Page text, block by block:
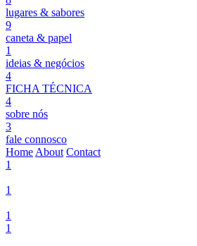
lugares & sabores
9
caneta & papel
1
ideias & negócios
4
FICHA TÉCNICA
4
sobre nós
3
fale connosco
Home About Contact
1
1
1
1